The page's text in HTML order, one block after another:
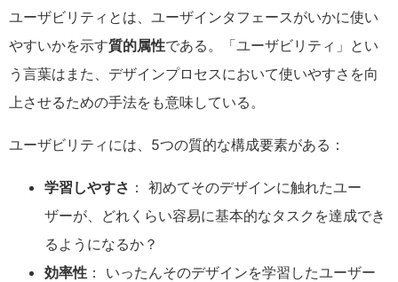
ユーザビリティとは、ユーザインタフェースがいかに使い
やすいかを示す質的属性である。「ユーザビリティ」とい
う言葉はまた、デザインプロセスにおいて使いやすさを向
上させるための手法をも意味している。
ユーザビリティには、5つの質的な構成要素がある：
学習しやすさ ： 初めてそのデザインに触れたユー
ザーが、どれくらい容易に基本的なタスクを達成でき
るようになるか？
効率性 ： いったんそのデザインを学習したユーザー